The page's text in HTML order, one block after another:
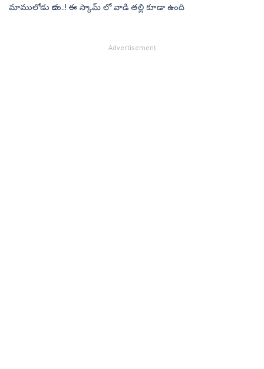
మాములోడు కాదు..! ఈ స్కామ్ లో వాడి తల్లి కూడా ఉంది
Advertisement